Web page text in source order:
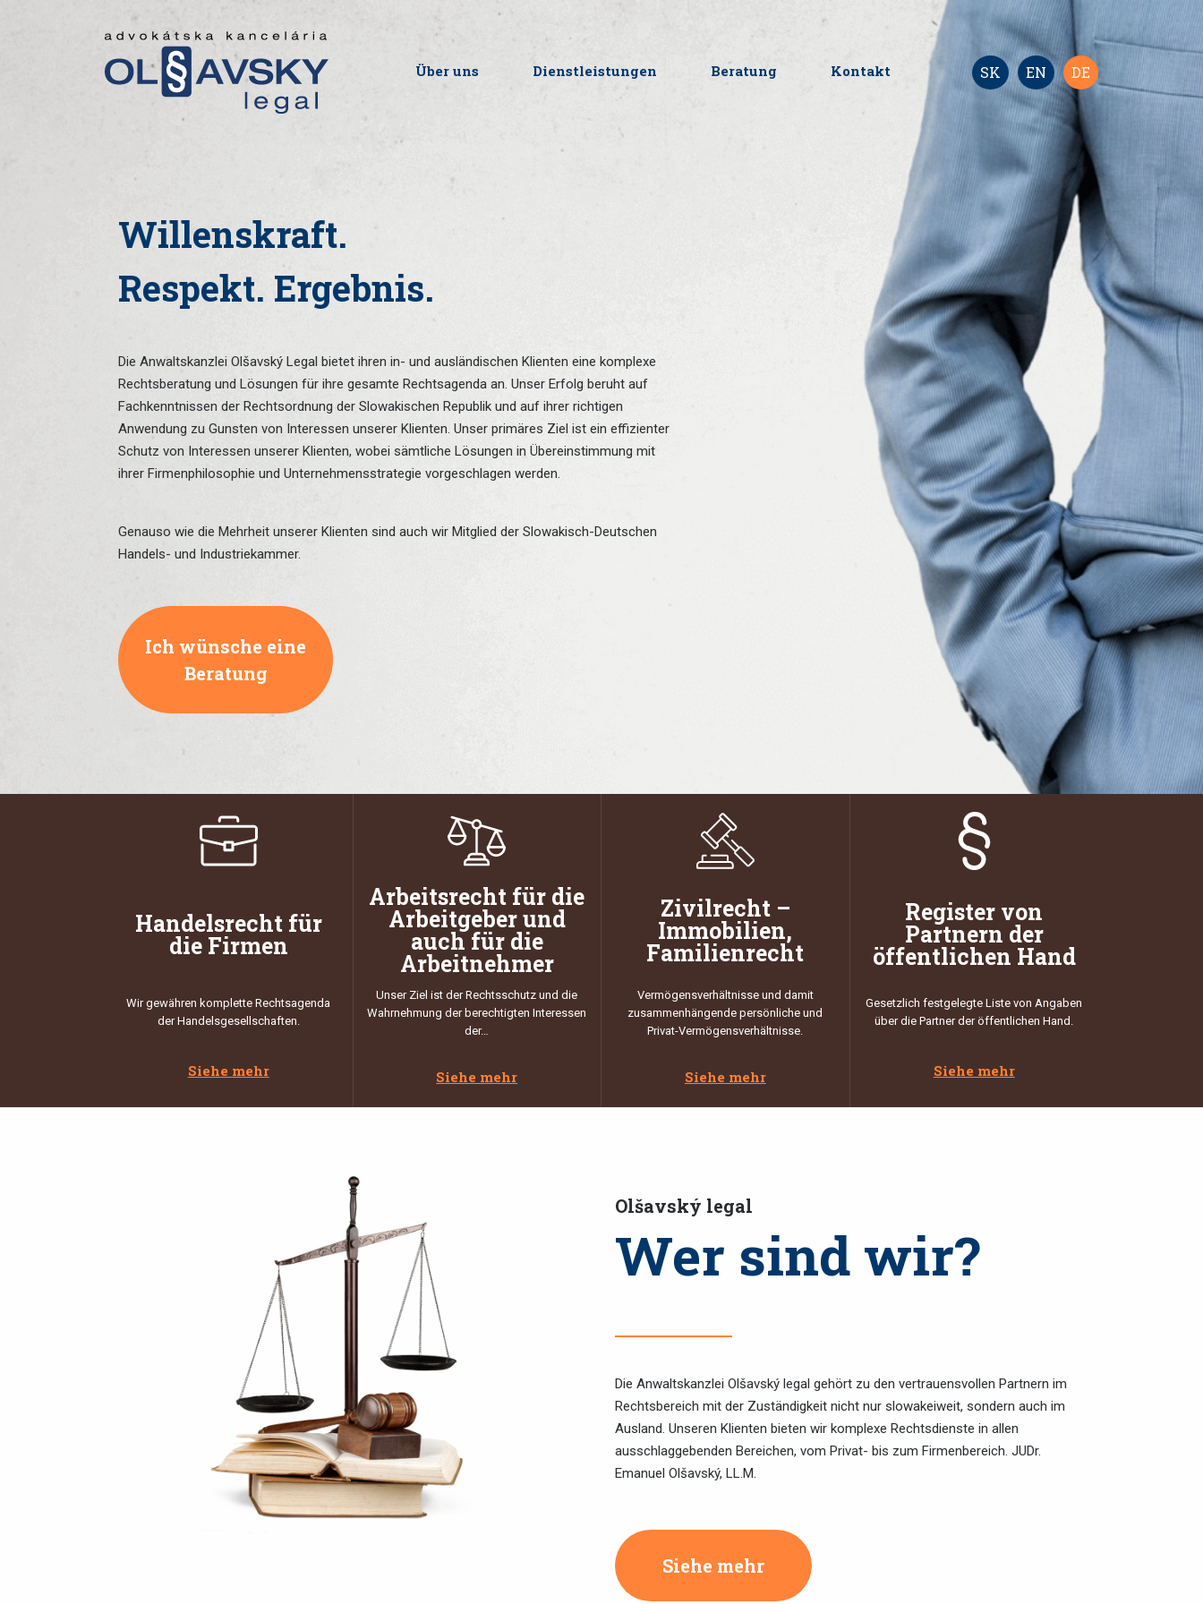
Über uns Dienstleistungen Beratung Kontakt
Willenskraft.
Respekt. Ergebnis.
Die Anwaltskanzlei Olšavský Legal bietet ihren in- und ausländischen Klienten eine komplexe
Rechtsberatung und Lösungen für ihre gesamte Rechtsagenda an. Unser Erfolg beruht auf
Fachkenntnissen der Rechtsordnung der Slowakischen Republik und auf ihrer richtigen
Anwendung zu Gunsten von Interessen unserer Klienten. Unser primäres Ziel ist ein effizienter
Schutz von Interessen unserer Klienten, wobei sämtliche Lösungen in Übereinstimmung mit
ihrer Firmenphilosophie und Unternehmensstrategie vorgeschlagen werden.
Genauso wie die Mehrheit unserer Klienten sind auch wir Mitglied der Slowakisch-Deutschen
Handels- und Industriekammer.
Ich wünsche eine
Beratung
Handelsrecht für
die Firmen
Wir gewähren komplette Rechtsagenda
der Handelsgesellschaften.
Siehe mehr
Arbeitsrecht für die
Arbeitgeber und
auch für die
Arbeitnehmer
Unser Ziel ist der Rechtsschutz und die
Wahrnehmung der berechtigten Interessen
der…
Siehe mehr
Zivilrecht –
Immobilien,
Familienrecht
Vermögensverhältnisse und damit
zusammenhängende persönliche und
Privat-Vermögensverhältnisse.
Siehe mehr
Register von
Partnern der
öffentlichen Hand
Gesetzlich festgelegte Liste von Angaben
über die Partner der öffentlichen Hand.
Siehe mehr
Olšavský legal
Wer sind wir?
Die Anwaltskanzlei Olšavský legal gehört zu den vertrauensvollen Partnern im
Rechtsbereich mit der Zuständigkeit nicht nur slowakeiweit, sondern auch im
Ausland. Unseren Klienten bieten wir komplexe Rechtsdienste in allen
ausschlaggebenden Bereichen, vom Privat- bis zum Firmenbereich. JUDr.
Emanuel Olšavský, LL.M.
Siehe mehr